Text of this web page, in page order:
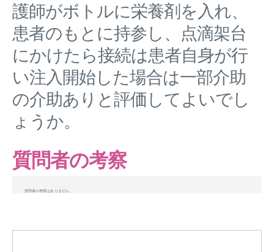
護師がボトルに栄養剤を入れ、
患者のもとに持参し、点滴架台
にかけたら接続は患者自身が行
い注入開始した場合は一部介助
の介助ありと評価してよいでし
ょうか。
質問者の考察
質問者の考察はありません。